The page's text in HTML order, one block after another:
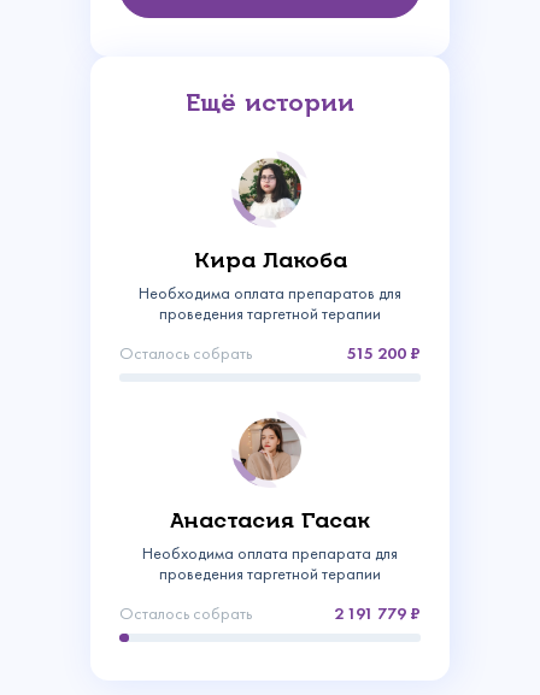
Ещё истории
Кира Лакоба
Необходима оплата препаратов для
проведения таргетной терапии
Осталось собрать
515 200
Анастасия Гасак
Необходима оплата препарата для
проведения таргетной терапии
Осталось собрать
2 191 779
Спасибо!
Создать аккаунт
Войти
Связаться с
нами
Сделать пожертвование